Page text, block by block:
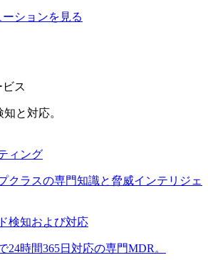
ションを見る
ス
と対応。
ィング
クラスの専門知識と脅威インテリジェ
検知および対応
24時間365日対応の専門MDR。